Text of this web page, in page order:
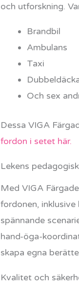
och utforskning.
Brandbil
Ambulans
Taxi
Och sex
Dessa VIGA
fordon i setet här.
Lekens
Med VIGA
fordonen,
spännande
hand-öga-
skapa egna
Kvalitet och